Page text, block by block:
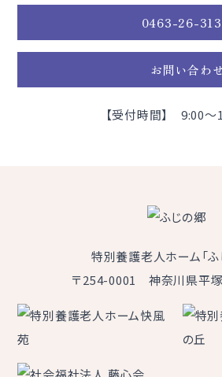
0463-26-
お問い合わ
【受付時間】 9:00～
特別養護老人ホーム「ふ
〒254-0001 神奈川県平